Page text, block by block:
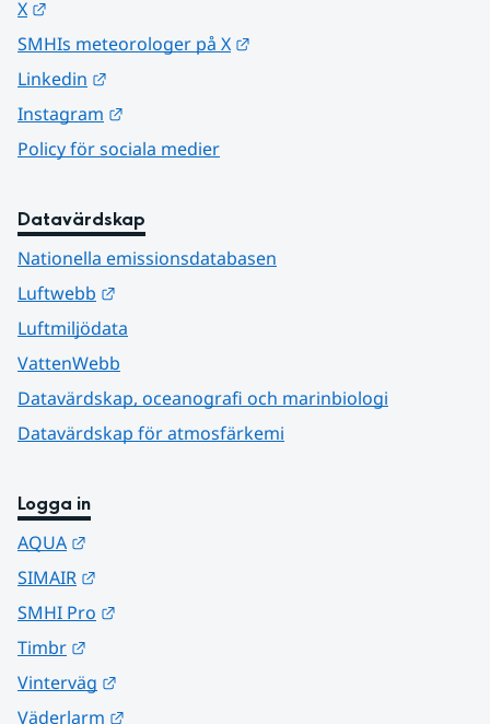
X
SMHIs meteorologer på X
Linkedin
Instagram
Policy för sociala medier
Datavärdskap
Nationella emissionsdatabasen
Luftwebb
Luftmiljödata
VattenWebb
Datavärdskap, oceanografi och marinbiologi
Datavärdskap för atmosfärkemi
Logga in
AQUA
SIMAIR
SMHI Pro
Timbr
Vinterväg
Väderlarm